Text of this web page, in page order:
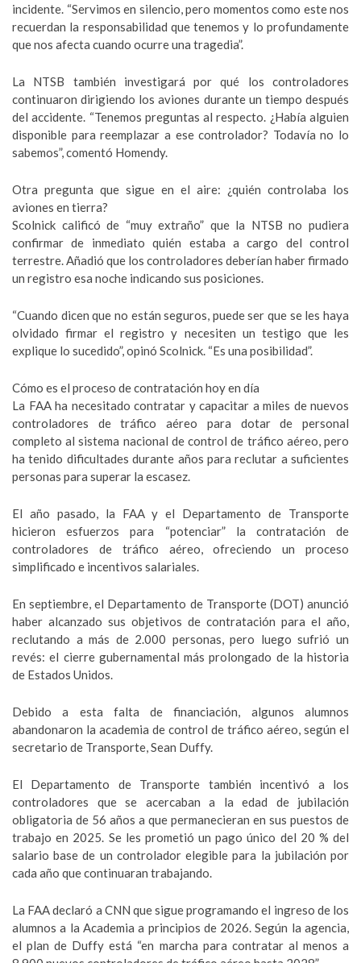
incidente. “Servimos en silencio, pero momentos como este nos
recuerdan la responsabilidad que tenemos y lo profundamente
que nos afecta cuando ocurre una tragedia”.
La NTSB también investigará por qué los controladores
continuaron dirigiendo los aviones durante un tiempo después
del accidente. “Tenemos preguntas al respecto. ¿Había alguien
disponible para reemplazar a ese controlador? Todavía no lo
sabemos”, comentó Homendy.
Otra pregunta que sigue en el aire: ¿quién controlaba los
aviones en tierra?
Scolnick calificó de “muy extraño” que la NTSB no pudiera
confirmar de inmediato quién estaba a cargo del control
terrestre. Añadió que los controladores deberían haber firmado
un registro esa noche indicando sus posiciones.
“Cuando dicen que no están seguros, puede ser que se les haya
olvidado firmar el registro y necesiten un testigo que les
explique lo sucedido”, opinó Scolnick. “Es una posibilidad”.
Cómo es el proceso de contratación hoy en día
La FAA ha necesitado contratar y capacitar a miles de nuevos
controladores de tráfico aéreo para dotar de personal
completo al sistema nacional de control de tráfico aéreo, pero
ha tenido dificultades durante años para reclutar a suficientes
personas para superar la escasez.
El año pasado, la FAA y el Departamento de Transporte
hicieron esfuerzos para “potenciar” la contratación de
controladores de tráfico aéreo, ofreciendo un proceso
simplificado e incentivos salariales.
En septiembre, el Departamento de Transporte (DOT) anunció
haber alcanzado sus objetivos de contratación para el año,
reclutando a más de 2.000 personas, pero luego sufrió un
revés: el cierre gubernamental más prolongado de la historia
de Estados Unidos.
Debido a esta falta de financiación, algunos alumnos
abandonaron la academia de control de tráfico aéreo, según el
secretario de Transporte, Sean Duffy.
El Departamento de Transporte también incentivó a los
controladores que se acercaban a la edad de jubilación
obligatoria de 56 años a que permanecieran en sus puestos de
trabajo en 2025. Se les prometió un pago único del 20 % del
salario base de un controlador elegible para la jubilación por
cada año que continuaran trabajando.
La FAA declaró a CNN que sigue programando el ingreso de los
alumnos a la Academia a principios de 2026. Según la agencia,
el plan de Duffy está “en marcha para contratar al menos a